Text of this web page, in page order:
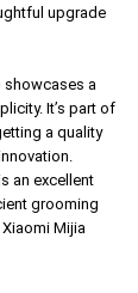
upgrade
showcases a
It’s part of
a quality
an excellent
grooming
Mijia